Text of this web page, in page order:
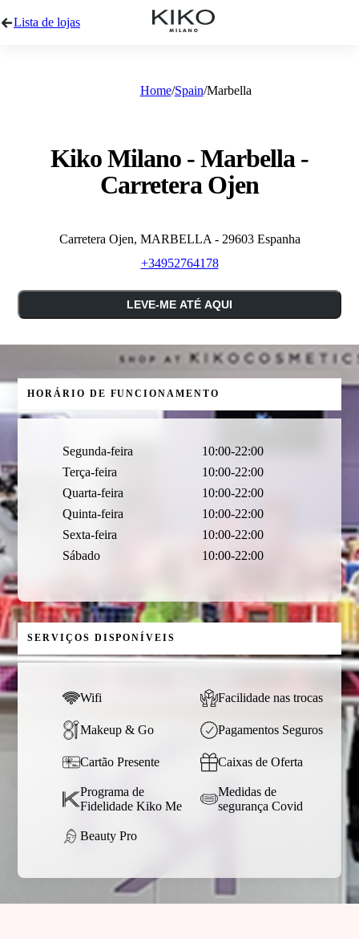
Lista de lojas
Home Spain Marbella
Kiko Milano - Marbella -
Carretera Ojen
Carretera Ojen, MARBELLA - 29603 Espanha
+34952764178
LEVE-ME ATÉ AQUI
HORÁRIO DE FUNCIONAMENTO
Segunda-feira
10:00-22:00
Terça-feira
10:00-22:00
Quarta-feira
10:00-22:00
Quinta-feira
10:00-22:00
Sexta-feira
10:00-22:00
Sábado
10:00-22:00
SERVIÇOS DISPONÍVEIS
Wifi Facilidade nas trocas
Makeup & Go Pagamentos Seguros
Cartão Presente Caixas de Oferta
Programa de
Fidelidade Kiko Me
Medidas de
segurança Covid
Beauty Pro